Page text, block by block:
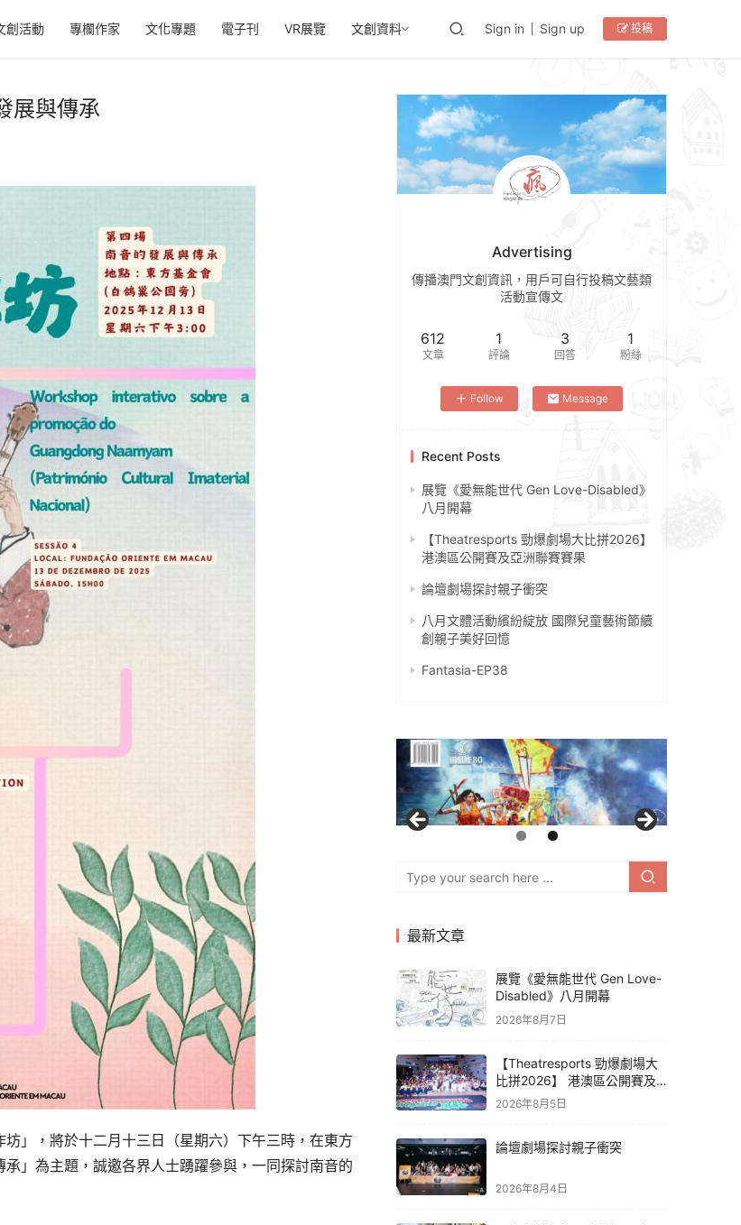
創活動 專欄作家 文化專題 電子刊 VR展覽 文創資料 Sign in Sign up 投稿
展與傳承
」，將於十二月十三日（星期六）下午三時，在東方
」為主題，誠邀各界人士踴躍參與，一同探討南音的
Advertising
傳播澳門文創資訊，用戶可自行投稿文藝類
活動宣傳文
612
文章
1
評論
3
回答
1
粉絲
Follow Message
Recent Posts
展覽《愛無能世代 Gen Love-Disabled》
八月開幕
【Theatresports 勁爆劇場大比拼2026】
港澳區公開賽及亞洲聯賽賽果
論壇劇場探討親子衝突
八月文體活動繽紛綻放 國際兒童藝術節續
創親子美好回憶
Fantasia-EP38
最新文章
展覽《愛無能世代 Gen Love-
Disabled》八月開幕
2026年8月7日
【Theatresports 勁爆劇場大
比拼2026】 港澳區公開賽及
亞洲聯賽賽果
2026年8月5日
論壇劇場探討親子衝突
2026年8月4日